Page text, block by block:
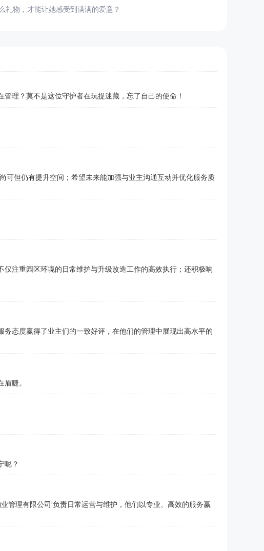
礼物，才能让她感受到满满的爱意？
理？莫不是这位守护者在玩捉迷藏，忘了自己的使命！
可但仍有提升空间；希望未来能加强与业主沟通互动并优化服务质
注重园区环境的日常维护与升级改造工作的高效执行；还积极响
态度赢得了业主们的一致好评，在他们的管理中展现出高水平的
睫。
呢？
管理有限公司’负责日常运营与维护，他们以专业、高效的服务赢